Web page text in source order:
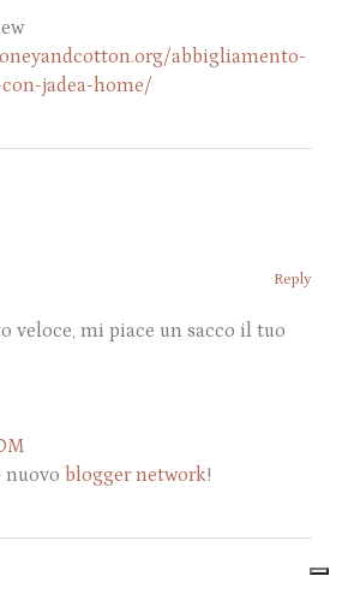
abbigliamento-
jadea-home/
Reply
veloce, mi piace un sacco il tuo
nuovo blogger network!